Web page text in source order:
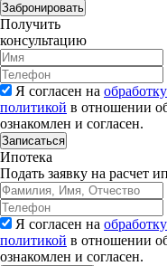
Забронировать
Получить
консультацию
Я согласен на обработку
политикой в отношении
ознакомлен и согласен.
Записаться
Ипотека
Подать заявку на расчет
Я согласен на обработку
политикой в отношении
ознакомлен и согласен.